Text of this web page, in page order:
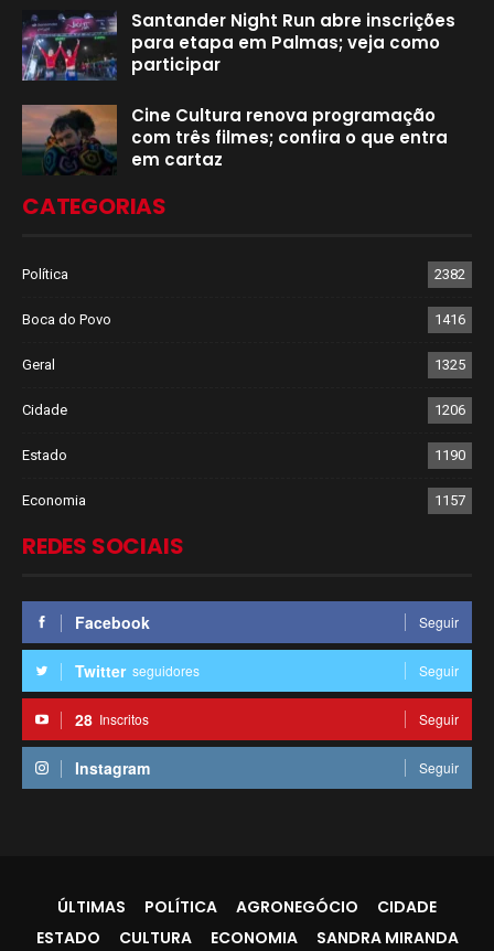
Santander Night Run abre inscrições
para etapa em Palmas; veja como
participar
Cine Cultura renova programação
com três filmes; confira o que entra
em cartaz
CATEGORIAS
Política 2382
Boca do Povo 1416
Geral 1325
Cidade 1206
Estado 1190
Economia 1157
REDES SOCIAIS
Facebook Seguir
Twitter seguidores Seguir
28 Inscritos Seguir
Instagram Seguir
ÚLTIMAS POLÍTICA AGRONEGÓCIO
CIDADE
ESTADO
CULTURA ECONOMIA SANDRA MIRANDA